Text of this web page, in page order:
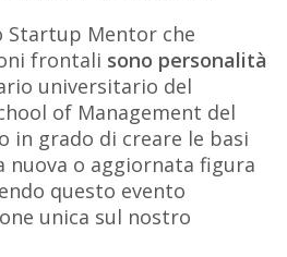
Startup Mentor che
frontali sono personalità
universitario del
of Management del
in grado di creare le basi
nuova o aggiornata figura
questo evento
unica sul nostro